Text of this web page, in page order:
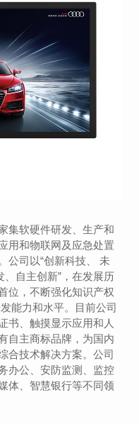
集软硬件研发、生产和
用和物联网及应急处置
公司以“创新科技、 未
、自主创新”，在发展历
位，不断强化知识产权
能力和水平。目前公司
书、触摸显示应用和人
自主商标品牌，为国内
合技术解决方案。公司
办公、安防监测、监控
体、智慧银行等不同领